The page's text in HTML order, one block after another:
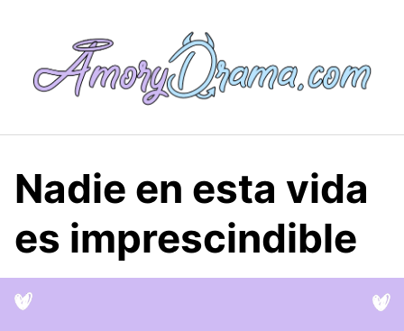
Nadie en esta vida
es imprescindible